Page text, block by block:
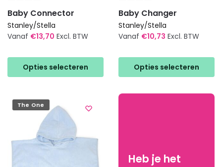
Baby Connector
Stanley/Stella
Vanaf €13,70 Excl. BTW
Opties selecteren
product
heeft
variaties.
Deze
gekozen
Baby Changer
Stanley/Stella
Vanaf €10,73 Excl. BTW
Opties selecteren
product
heeft
worden
The One
Heb je het